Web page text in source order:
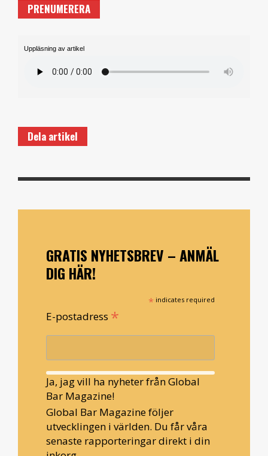
PRENUMERERA
Uppläsning av artikel
Dela artikel
GRATIS NYHETSBREV – ANMÄL
DIG HÄR!
* indicates required
E-postadress *
Ja, jag vill ha nyheter från Global
Bar Magazine!
Global Bar Magazine följer
utvecklingen i världen. Du får våra
senaste rapporteringar direkt i din